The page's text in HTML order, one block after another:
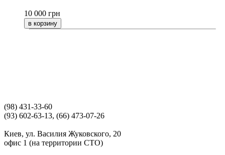
10 000 грн
(98) 431-33-60
(93) 602-63-13, (66) 473-07-26
Киев, ул. Василия Жуковского, 20
офис 1 (на территории СТО)